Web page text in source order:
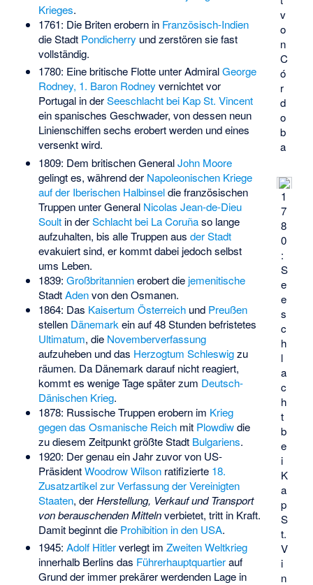
v
o
n
C
ó
r
d
o
b
a
Krieges.
1761: Die Briten erobern in Französisch-Indien
die Stadt Pondicherry und zerstören sie fast
vollständig.
1
7
8
0
:
S
e
e
s
c
h
l
a
c
h
t
b
e
i
K
a
p
S
t.
V
i
n
1780: Eine britische Flotte unter AdmiralGeorge
Rodney, 1. Baron Rodney vernichtet vor
Portugal in derSeeschlacht bei Kap St. Vincent
ein spanisches Geschwader, von dessen neun
Linienschiffen sechs erobert werden und eines
versenkt wird.
1809: Dem britischen GeneralJohn Moore
gelingt es, während der Napoleonischen Kriege
auf der Iberischen Halbinseldie französischen
Truppen unter General Nicolas Jean-de-Dieu
Soultin derSchlacht bei La Coruñaso lange
aufzuhalten, bis alle Truppen aus der Stadt
evakuiert sind, er kommt dabei jedoch selbst
ums Leben.
1839: Großbritannienerobert die jemenitische
StadtAdenvon den Osmanen.
1864: Das Kaisertum Österreichund Preußen
stellen Dänemark ein auf 48 Stunden befristetes
Ultimatum, die Novemberverfassung
aufzuheben und das Herzogtum Schleswigzu
räumen. Da Dänemark darauf nicht reagiert,
kommt es wenige Tage später zum Deutsch-
Dänischen Krieg.
1878: Russische Truppen erobern im Krieg
gegen das Osmanische Reichmit Plowdiwdie
zu diesem Zeitpunkt größte Stadt Bulgariens.
1920: Der genau ein Jahr zuvor von US-
PräsidentWoodrow Wilsonratifizierte 18.
Zusatzartikel zur Verfassung der Vereinigten
Staaten, derHerstellung, Verkauf und Transport
von berauschenden Mittelnverbietet, tritt in Kraft.
Damit beginnt die Prohibition in den USA.
1945: Adolf Hitlerverlegt im Zweiten Weltkrieg
innerhalb Berlins das Führerhauptquartierauf
Grund der immer prekärer werdenden Lage in